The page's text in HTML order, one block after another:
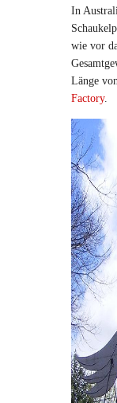
In
wie vor
Länge
Factory.